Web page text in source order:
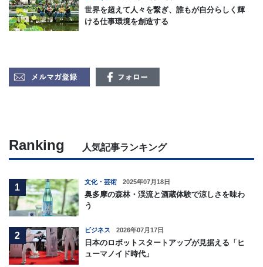
世界を超えて人々を繋ぎ、誰もが自分らしく輝
ける仕事環境を創造する
Ranking 人気記事ランキング
1
文化・芸術 2025年07月18日
奥多摩の森林・渓流と酒蔵体験で涼しさを味わ
う
2
ビジネス 2026年07月17日
日本のロボットスタートアップが見据える「ヒ
ューマノイド時代」